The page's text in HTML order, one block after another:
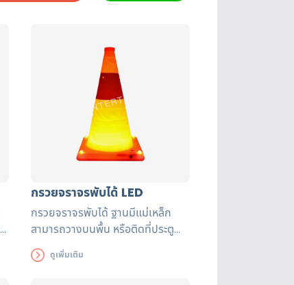
กรวยจราจรพับได้ LED
กรวยจราจรพับได้ ฐานมีแม่เหล็ก
สามารถวางบนพื้น หรือติดที่ประตู
หลังคา หรือกระโปรงรถยนต์ ติดได้
แน่น ไม่หลุด ไม่ล้ม
ดูเพิ่มเติม